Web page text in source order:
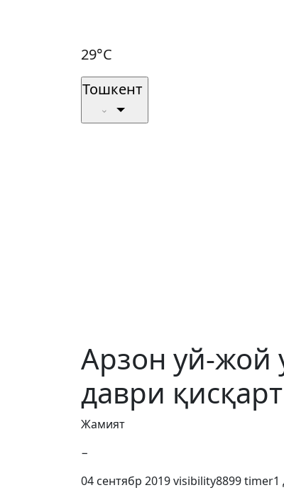
29°C
Тошкент
Арзон уй-жой
даври
Жамият
−
04 сентябр 2019visibility8899timer1